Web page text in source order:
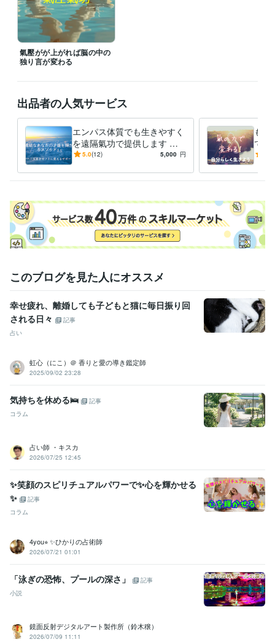
氣壓がが上がれば脳の中の
独り言が変わる
出品者の人気サービス
エンパス体質でも生きやすく
を遠隔氣功で提供します も
う自分を後回しにする生き方
トへ
5.0(12) 5,000 円
もう
で気
「断
ら変
このブログを見た人にオススメ
幸せ疲れ、離婚しても子どもと猫に毎日振り回
される日々
記事
占い
虹心（にこ）＠ 香りと愛の導き鑑定師
2025/09/02 23:28
気持ちを休める🛌
記事
コラム
占い師 ・キスカ
2026/07/25 12:45
✨笑顔のスピリチュアルパワーで✨心を輝かせる
✨
記事
コラム
4you⭐︎ ✨ひかりの占術師
2026/07/21 01:01
「泳ぎの恐怖、プールの深さ」
記事
小説
鏡面反射デジタルアート製作所（鈴木穣）
2026/07/09 11:11